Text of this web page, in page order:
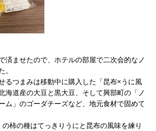
済ませたので、ホテルの部屋で二次会的なノ
。
るつまみは移動中に購入した「昆布×うに風
海道産の大豆と黒大豆、そして興部町の「ノ
ム」のゴーダチーズなど、地元食材で固めて
の柿の種はてっきりうにと昆布の風味を練り